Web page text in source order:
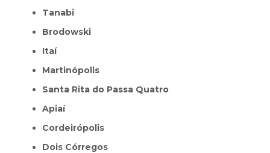
Tanabi
Brodowski
Itaí
Martinópolis
Santa Rita do Passa Quatro
Apiaí
Cordeirópolis
Dois Córregos